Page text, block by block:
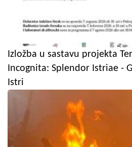
Izložba u sastavu projekta
Incognita: Splendor Istriae -
Istri